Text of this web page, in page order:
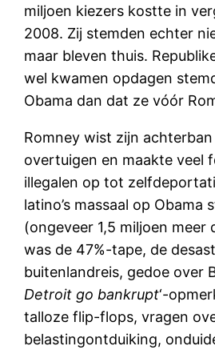
miljoen kiezers kostte in
2008. Zij stemden echter
maar bleven thuis.
wel kwamen opdagen
Obama dan dat ze vóór
Romney wist zijn
overtuigen en maakte veel
illegalen op tot
latino’s massaal op Obama
(ongeveer 1,5 miljoen meer
was de 47%-tape, de
buitenlandreis, gedoe over
Detroit go bankrupt‘-
talloze flip-flops, vragen
belastingontduiking,